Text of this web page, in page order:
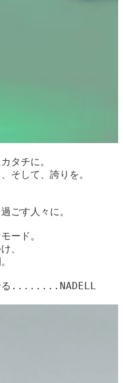
タチに。
そして、誇りを。
ごす人々に。
ード。
、
せる........NADELL